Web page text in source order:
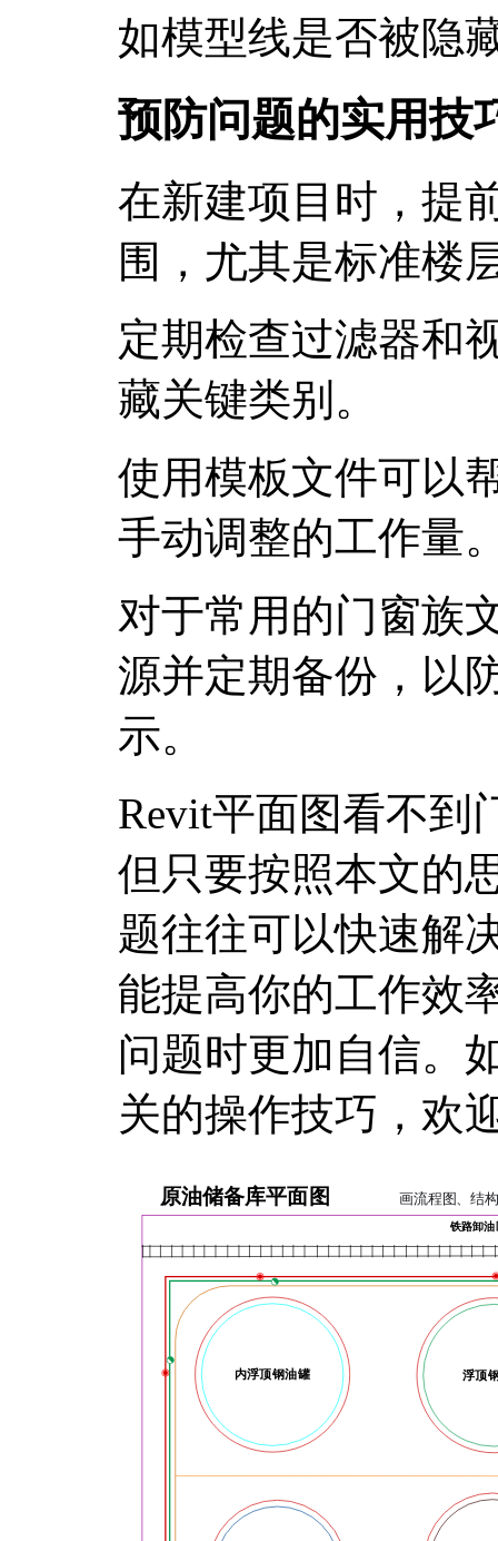
如模型线是否被隐
预防问题的实用技
在新建项目时，提
围，尤其是标准楼
定期检查过滤器和
藏关键类别。
使用模板文件可以
手动调整的工作量
对于常用的门窗族
源并定期备份，以
示。
Revit平面图看不到
但只要按照本文的
题往往可以快速解
能提高你的工作效
问题时更加自信。
关的操作技巧，欢